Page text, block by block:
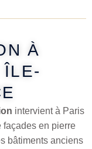
À
ÎLE-
intervient à Paris
façades en pierre
bâtiments anciens